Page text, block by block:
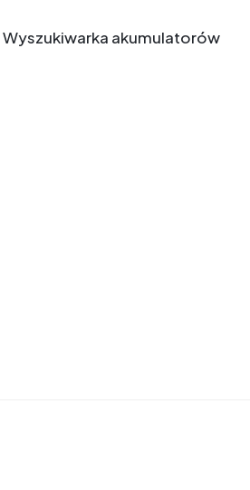
Wyszukiwarka akumulatorów